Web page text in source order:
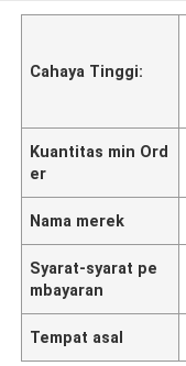
Cahaya Tinggi:
Kuantitas min Ord
er
Nama merek
Syarat-syarat pe
mbayaran
Tempat asal